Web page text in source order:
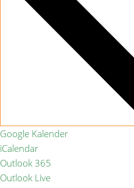
Google Kalender
iCalendar
Outlook 365
Outlook Live